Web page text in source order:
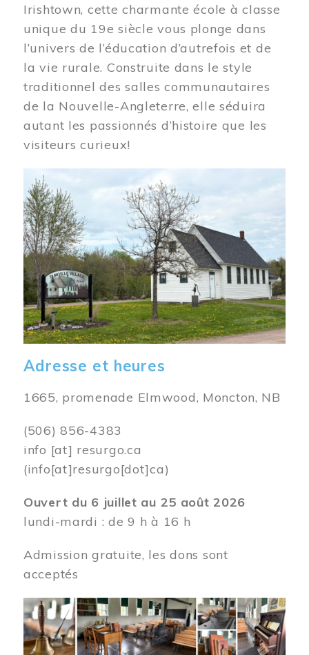
Irishtown, cette charmante école à classe
unique du 19e siècle vous plonge dans
l’univers de l’éducation d’autrefois et de
la vie rurale. Construite dans le style
traditionnel des salles communautaires
de la Nouvelle-Angleterre, elle séduira
autant les passionnés d’histoire que les
visiteurs curieux!
Image
Adresse et heures
1665, promenade Elmwood, Moncton, NB
(506) 856-4383
info [at] resurgo.ca
(info[at]resurgo[dot]ca)
Ouvert du 6 juillet au 25 août 2026
lundi-mardi : de 9 h à 16 h
Admission gratuite, les dons sont
acceptés
Image